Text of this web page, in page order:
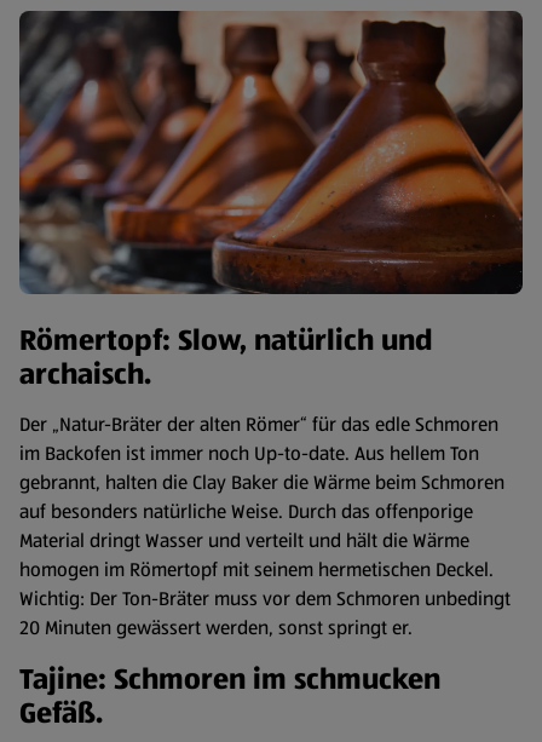
Römertopf: Slow, natürlich und
archaisch.
Der „Natur-Bräter der alten Römer“ für das edle Schmoren
im Backofen ist immer noch Up-to-date. Aus hellem Ton
gebrannt, halten die Clay Baker die Wärme beim Schmoren
auf besonders natürliche Weise. Durch das offenporige
Material dringt Wasser und verteilt und hält die Wärme
homogen im Römertopf mit seinem hermetischen Deckel.
Wichtig: Der Ton-Bräter muss vor dem Schmoren unbedingt
20 Minuten gewässert werden, sonst springt er.
Tajine: Schmoren im schmucken
Gefäß.